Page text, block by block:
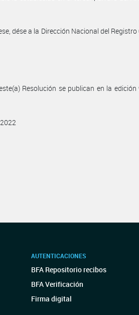
dése a la Dirección Nacional del Registro
Resolución se publican en la edición
AUTENTICACIONES
BFA Repositorio recibos
BFA Verificación
Firma digital